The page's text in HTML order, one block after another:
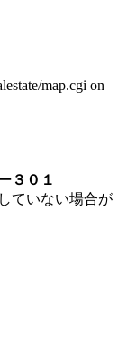
３０１
ていない場合が